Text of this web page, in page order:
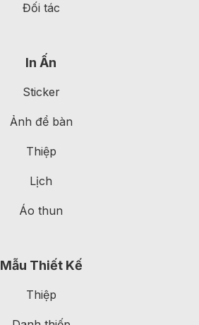
Đối tác
In Ấn
Sticker
Ảnh để bàn
Thiệp
Lịch
Áo thun
Mẫu Thiết Kế
Thiệp